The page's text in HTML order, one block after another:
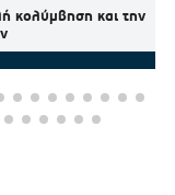
κολύμβηση και την